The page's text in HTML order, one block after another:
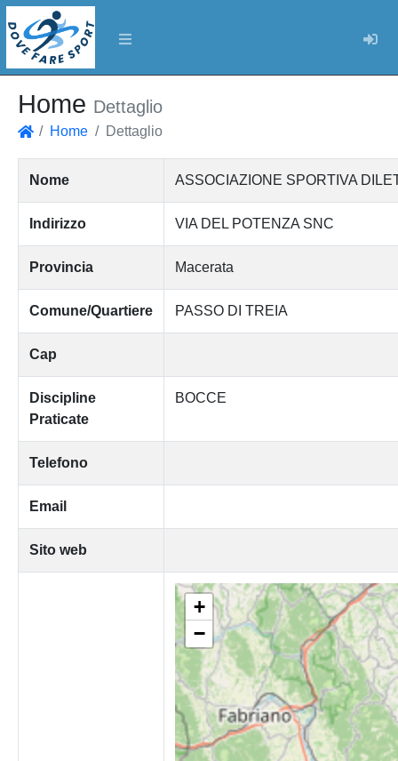
Home Dettaglio
Home Dettaglio
Nome ASSOCIAZIONE SPORTIVA
Indirizzo VIA DEL POTENZA SNC
Provincia Macerata
Comune/Quartiere PASSO DI TREIA
Cap
Discipline
Praticate
BOCCE
Telefono
Email
Sito web
+
−